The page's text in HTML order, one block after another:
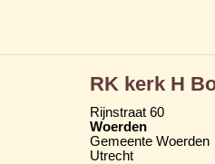
RK kerk H
Rijnstraat 60
Woerden
Gemeente Woerden
Utrecht